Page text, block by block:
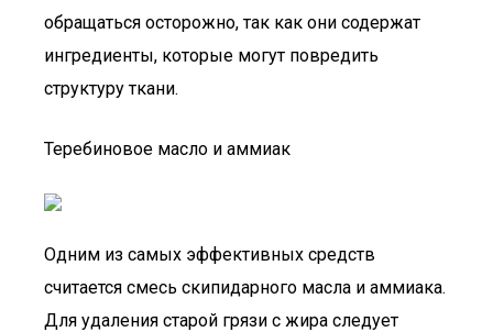
обращаться осторожно, так как они содержат
ингредиенты, которые могут повредить
структуру ткани.
Теребиновое масло и аммиак
Одним из самых эффективных средств
считается смесь скипидарного масла и аммиака.
Для удаления старой грязи с жира следует